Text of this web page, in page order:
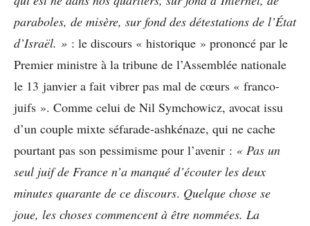
paraboles, de misère, sur fond des détestations de l’État
d’Israël. » : le discours « historique » prononcé par le
Premier ministre à la tribune de l’Assemblée nationale
le 13 janvier a fait vibrer pas mal de cœurs « franco-
juifs ». Comme celui de Nil Symchowicz, avocat issu
d’un couple mixte séfarade-ashkénaze, qui ne cache
pourtant pas son pessimisme pour l’avenir : « Pas un
seul juif de France n’a manqué d’écouter les deux
minutes quarante de ce discours. Quelque chose se
joue, les choses commencent à être nommées. La